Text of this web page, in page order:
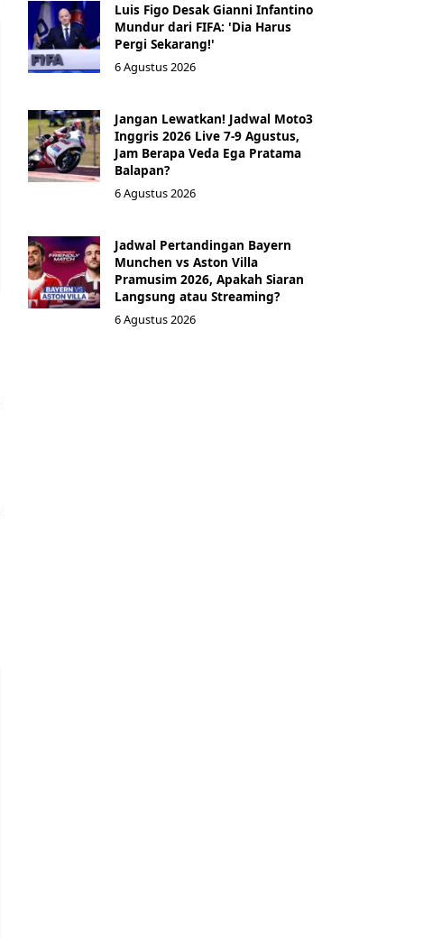
Luis Figo Desak Gianni Infantino
Mundur dari FIFA: 'Dia Harus
Pergi Sekarang!'
6 Agustus 2026
Jangan Lewatkan! Jadwal Moto3
Inggris 2026 Live 7-9 Agustus,
Jam Berapa Veda Ega Pratama
Balapan?
6 Agustus 2026
Jadwal Pertandingan Bayern
Munchen vs Aston Villa
Pramusim 2026, Apakah Siaran
Langsung atau Streaming?
6 Agustus 2026